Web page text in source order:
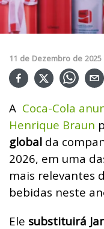
11 de Dezembro de 2025
A Coca-Cola
Henrique Braun
global da
2026, em uma
mais relevantes
bebidas neste
Ele substituirá